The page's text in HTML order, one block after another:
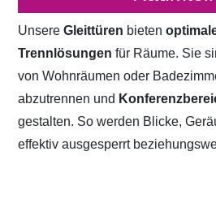
UnsereGleittüren bieten
Trennlösungen für Räume. Sie
von Wohnräumen oder
abzutrennen und
gestalten. So werden Blicke,
effektiv ausgesperrt